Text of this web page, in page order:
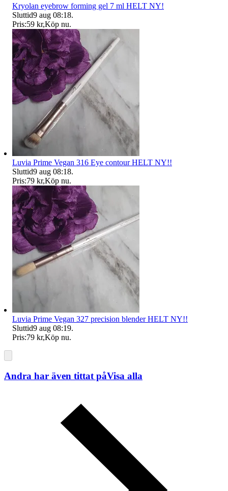
Kryolan eyebrow forming gel 7 ml HELT NY!
Sluttid9 aug 08:18.
Pris:59 kr,Köp nu.
Luvia Prime Vegan 316 Eye contour HELT NY!!
Sluttid9 aug 08:18.
Pris:79 kr,Köp nu.
Luvia Prime Vegan 327 precision blender HELT NY!!
Sluttid9 aug 08:19.
Pris:79 kr,Köp nu.
Andra har även tittat påVisa alla